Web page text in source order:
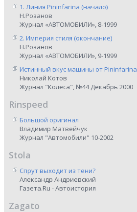
1. Линия Pininfarina (начало)
Н.Розанов
Журнал «АВТОМОБИЛИ», 8-1999
2. Империя стиля (окончание)
Н.Розанов
Журнал «АВТОМОБИЛИ», 9-1999
Истинный вкус машины от Pininfarina
Николай Котов
Журнал "Колеса", №44 Декабрь 2000
Rinspeed
Большой оригинал
Владимир Матвейчук
Журнал "Автомобили" 10-2002
Stola
Спрут выходит из тени?
Александр Андриевский
Газета.Ru - Автоистория
Zagato